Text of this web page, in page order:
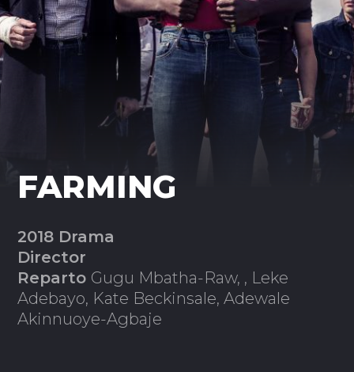
FARMING
2018 Drama
Director
Reparto Gugu Mbatha-Raw, , Leke
Adebayo, Kate Beckinsale, Adewale
Akinnuoye-Agbaje